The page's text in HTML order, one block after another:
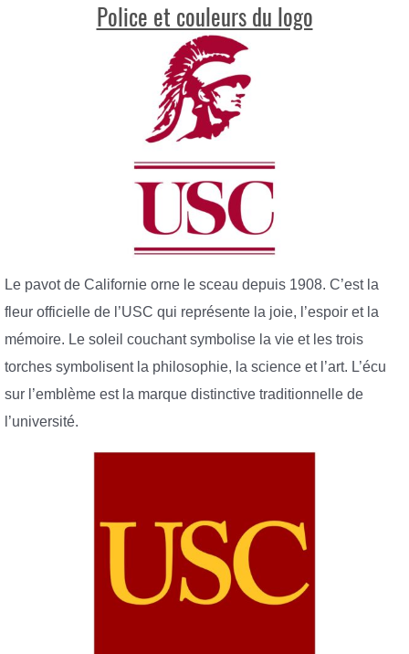
Police et couleurs du logo
Le pavot de Californie orne le sceau depuis 1908. C’est la
fleur officielle de l’USC qui représente la joie, l’espoir et la
mémoire. Le soleil couchant symbolise la vie et les trois
torches symbolisent la philosophie, la science et l’art. L’écu
sur l’emblème est la marque distinctive traditionnelle de
l’université.